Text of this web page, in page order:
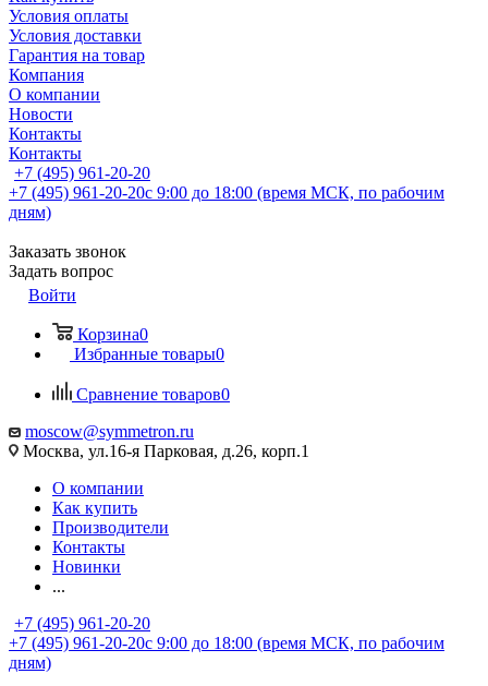
Условия оплаты
Условия доставки
Гарантия на товар
Компания
О компании
Новости
Контакты
Контакты
+7 (495) 961-20-20
+7 (495) 961-20-20с 9:00 до 18:00 (время МСК, по рабочим
дням)
Заказать звонок
Задать вопрос
Войти
Корзина0
Избранные товары0
Сравнение товаров0
moscow@symmetron.ru
Москва, ул.16-я Парковая, д.26, корп.1
О компании
Как купить
Производители
Контакты
Новинки
...
+7 (495) 961-20-20
+7 (495) 961-20-20с 9:00 до 18:00 (время МСК, по рабочим
дням)